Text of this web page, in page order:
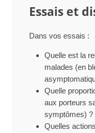
Essais et
Dans vos essais :
Quelle est la
malades (en
Quelle
aux porteurs
symptômes) ?
Quelles